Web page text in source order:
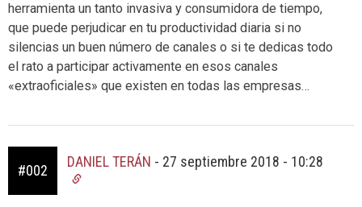
herramienta un tanto invasiva y consumidora de tiempo,
que puede perjudicar en tu productividad diaria si no
silencias un buen número de canales o si te dedicas todo
el rato a participar activamente en esos canales
«extraoficiales» que existen en todas las empresas…
#002
DANIEL TERÁN - 27 septiembre 2018 - 10:28